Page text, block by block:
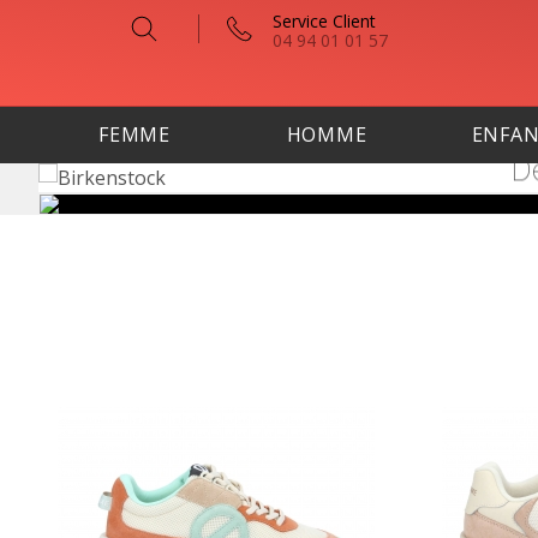
Service Client
04 94 01 01 57
FEMME HOMME